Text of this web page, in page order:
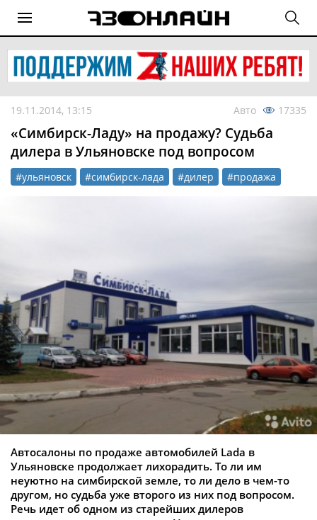
19.11.2014, 13:15 Авто 17335
«Симбирск-Ладу» на продажу? Судьба
дилера в Ульяновске под вопросом
#ульяновск #симбирск-лада #дилер #продажа
Автосалоны по продаже автомобилей Lada в
Ульяновске продолжает лихорадить. То ли им
неуютно на симбирской земле, то ли дело в чем-то
другом, но судьба уже второго из них под вопросом.
Речь идет об одном из старейших дилеров